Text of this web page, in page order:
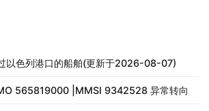
以色列港口的船舶(更新于2026-08-07)
565819000 |MMSI 9342528 异常转向